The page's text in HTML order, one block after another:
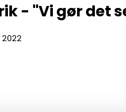
- "Vi gør det